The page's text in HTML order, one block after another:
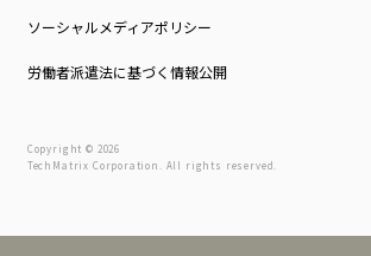
ソーシャルメディアポリシー
労働者派遣法に基づく情報公開
Copyright © 2026
TechMatrix Corporation. All rights reserved.